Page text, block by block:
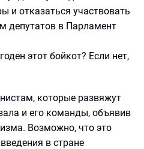
и отказаться участвовать
депутатов в Парламент
этот бойкот? Если нет,
которые развяжут
и его команды, объявив
Возможно, что это
в стране